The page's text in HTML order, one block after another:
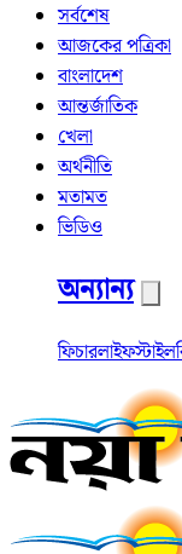
সর্বশেষ
আজকের পত্রিকা
বাংলাদেশ
আন্তর্জাতিক
খেলা
অর্থনীতি
মতামত
ভিডিও
অন্যান্য
ফিচারলাইফস্টাইল